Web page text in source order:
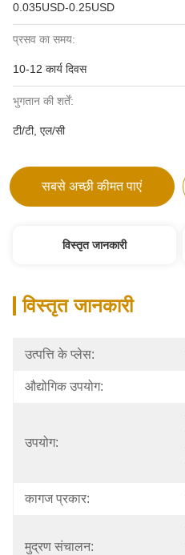
0.035USD-0.25USD
प्रसव का समय:
10-12 कार्य दिवस
भुगतान की शर्तें:
टी/टी, एल/सी
सबसे अच्छी कीमत पाएं
विस्तृत जानकारी
विस्तृत जानकारी
उत्पत्ति के प्लेस:
औद्योगिक उपयोग:
उपयोग:
कागज प्रकार:
मुद्रण संचालन: